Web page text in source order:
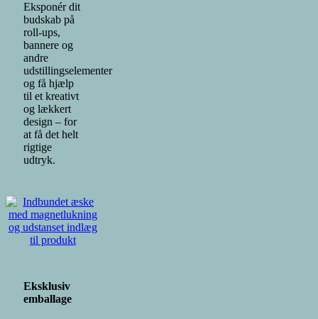
Eksponér dit
budskab på
roll-ups,
bannere og
andre
udstillingselementer
og få hjælp
til et kreativt
og lækkert
design – for
at få det helt
rigtige
udtryk.
Eksklusiv
emballage